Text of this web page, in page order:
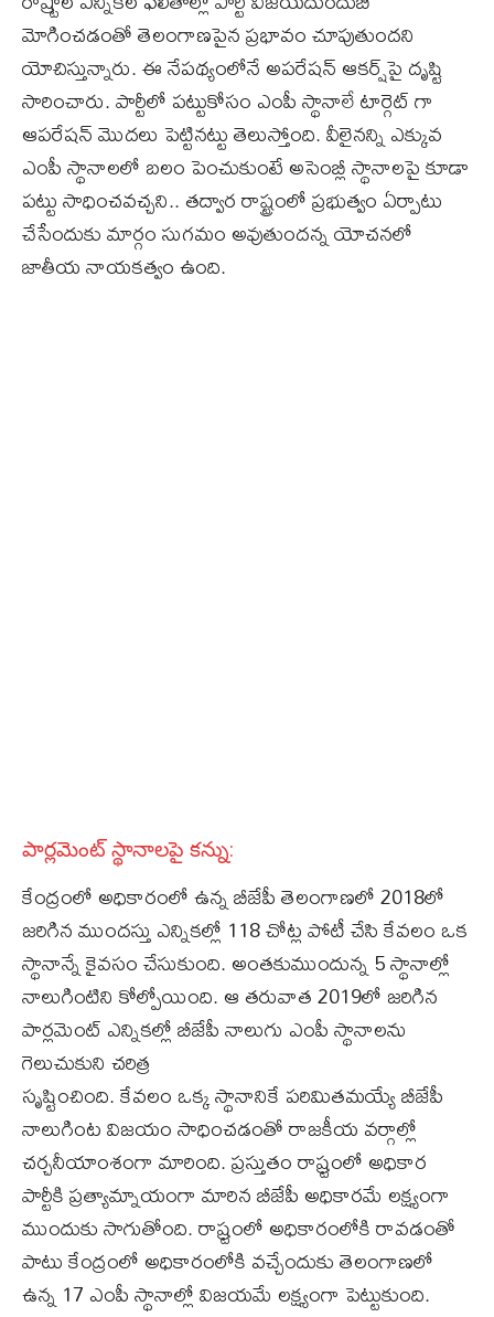
మోగించడంతో తెలంగాణపైన ప్రభావం చూపుతుందని
యోచిస్తున్నారు. ఈ నేపథ్యంలోనే అపరేషన్‌ ఆకర్ష్‌పై దృష్టి
సారించారు. పార్టీలో ప‌ట్టుకోసం ఎంపీ స్థానాలే టార్గెట్ గా
ఆప‌రేష‌న్ మొద‌లు పెట్టిన‌ట్టు తెలుస్తోంది. వీలైన‌న్ని ఎక్కువ
ఎంపీ స్థానాల‌లో బలం పెంచుకుంటే అసెంబ్లీ స్థానాలపై కూడా
ప‌ట్టు సాధించ‌వ‌చ్చని.. త‌ద్వార రాష్ట్రంలో ప్రభుత్వం ఏర్పాటు
చేసేందుకు మార్గం సుగ‌మం అవుతుంద‌న్న యోచనలో
జాతీయ నాయ‌క‌త్వం ఉంది.
పార్లమెంట్ స్థానాలపై కన్ను:
కేంద్రంలో అధికారంలో ఉన్న బీజేపీ తెలంగాణలో 2018లో
జరిగిన ముందస్తు ఎన్నికల్లో 118 చోట్ల పోటీ చేసి కేవలం ఒక
స్థానాన్నే కైవసం చేసుకుంది. అంతకుముందున్న 5 స్థానాల్లో
నాలుగింటిని కోల్పోయింది. ఆ తరువాత 2019లో జరిగిన
పార్లమెంట్‌ ఎన్నికల్లో బీజేపీ నాలుగు ఎంపీ స్థానాలను
గెలుచుకుని చరిత్ర
సృష్టించింది. కేవలం ఒక్క స్థానానికే పరిమితమయ్యే బీజేపీ
నాలుగింట విజయం సాధించడంతో రాజకీయ వర్గాల్లో
చర్చనీయాంశంగా మారింది. ప్రస్తుతం రాష్ర్టంలో అధికార
పార్టీకి ప్రత్యామ్నాయంగా మారిన బీజేపీ అధికారమే లక్ష్యంగా
ముందుకు సాగుతోంది. రాష్ర్టంలో అధికారంలోకి రావడంతో
పాటు కేంద్రంలో అధికారంలోకి వచ్చేందుకు తెలంగాణలో
ఉన్న 17 ఎంపీ స్థానాల్లో విజయమే లక్ష్యంగా పెట్టుకుంది.